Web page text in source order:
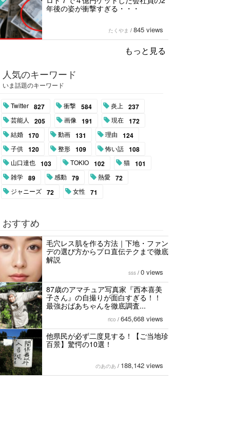
年後の姿が衝撃すぎる・・・
たくやま / 845 views
もっと見る
人気のキーワード
いま話題のキーワード
Twitter 827 衝撃 584 炎上 237
芸能人 205 画像 191 現在 172
結婚 170 動画 131 理由 124
子供 120 整形 109 怖い話 108
山口達也 103 TOKIO 102 猫 101
雑学 89 感動 79 熱愛 72
ジャニーズ 72 女性 71
おすすめ
毛穴レス肌を作る方法｜下地・ファン
デの選び方からプロ直伝テクまで徹底
解説
sss / 0 views
87歳のアマチュア写真家『西本喜美
子さん』の自撮りが面白すぎる！！
最強おばあちゃんを徹底調査...
rico / 645,668 views
他県民が必ず二度見する！【ご当地珍
百景】驚愕の10選！
のあのあ / 188,142 views